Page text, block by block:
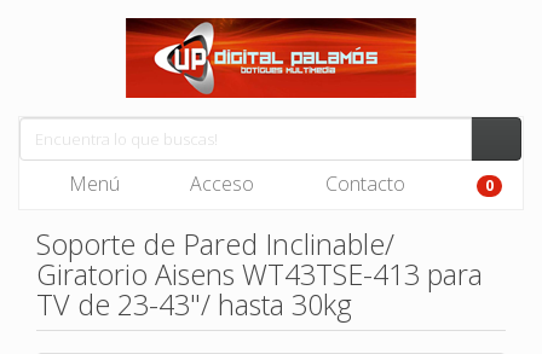
Menú Acceso Contacto 0
Soporte de Pared Inclinable/
Giratorio Aisens WT43TSE-413 para
TV de 23-43"/ hasta 30kg